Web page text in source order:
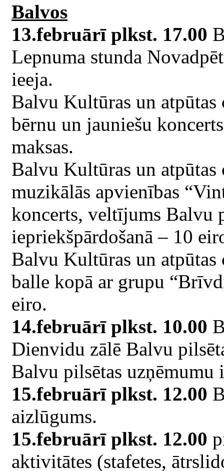
Balvos
13.februārī plkst. 17.00
Lepnuma stunda
ieeja.
Balvu Kultūras un atpūtas
bērnu un jauniešu
maksas.
Balvu Kultūras un atpūtas
muzikālās apvienības
koncerts, veltījums Balvu
iepriekšpārdošanā – 10
Balvu Kultūras un atpūtas
balle kopā ar grupu
eiro.
14.februārī plkst. 10.00
Dienvidu zālē Balvu
Balvu pilsētas uzņēmumu
15.februārī plkst. 12.00
aizlūgums.
15.februārī plkst. 12.00
aktivitātes (stafetes,